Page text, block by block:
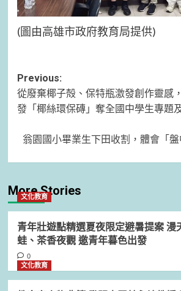
(圖由高雄市政府教育局提供)
Post
navigation
Previous:
從廢棄椰子殻、保特瓶激發創作靈感
發「椰絲環保磚」奪全國中學生專題
翁園國小畢業生下田收割，體會「盤
More Stories
文化教育
青年壯遊點精選夏夜限定避暑提案 漫
蛙、茶香夜觀 邀青年暮色出發
0
文化教育